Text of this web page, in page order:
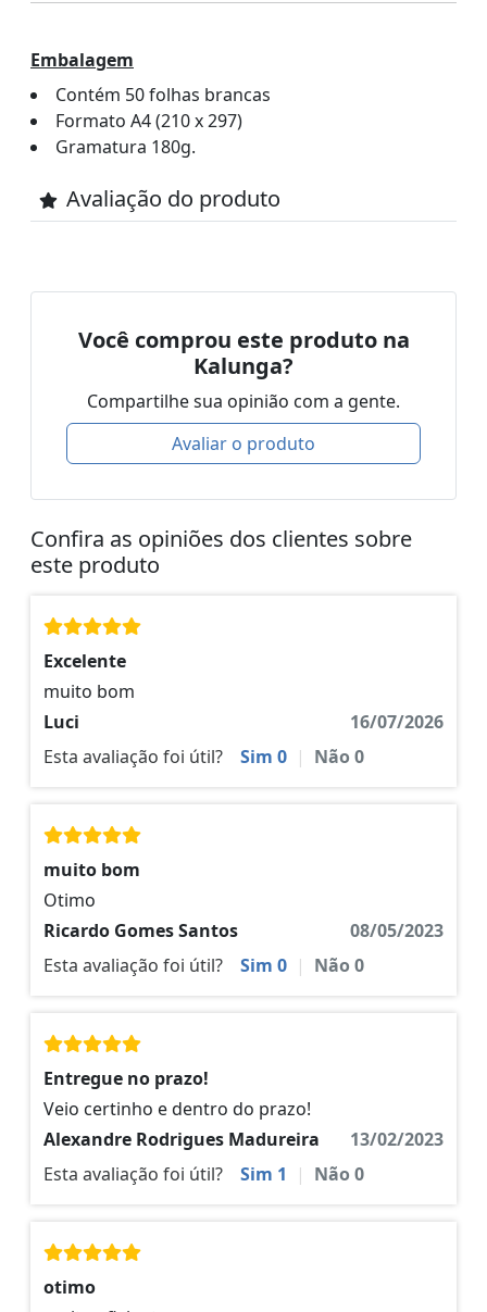
Embalagem
Contém 50 folhas brancas
Formato A4 (210 x 297)
Gramatura 180g.
Avaliação do produto
Você comprou este produto na
Kalunga?
Compartilhe sua opinião com a gente.
Avaliar o produto
Confira as opiniões dos clientes sobre
este produto
Excelente
muito bom
Luci
16/07/2026
Esta avaliação foi útil?
Sim 0 | Não0
muito bom
Otimo
Ricardo Gomes Santos
08/05/2023
Esta avaliação foi útil?
Sim 0 | Não0
Entregue no prazo!
Veio certinho e dentro do prazo!
Alexandre Rodrigues Madureira
13/02/2023
Esta avaliação foi útil?
Sim 1 | Não0
otimo